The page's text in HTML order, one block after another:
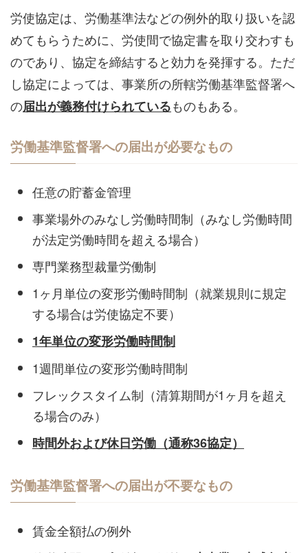
労使協定は、労働基準法などの例外的取り扱いを認
めてもらうために、労使間で協定書を取り交わすも
のであり、協定を締結すると効力を発揮する。ただ
し協定によっては、事業所の所轄労働基準監督署へ
の届出が義務付けられているものもある。
労働基準監督署への届出が必要なもの
任意の貯蓄金管理
事業場外のみなし労働時間制（みなし労働時間
が法定労働時間を超える場合）
専門業務型裁量労働制
1ヶ月単位の変形労働時間制（就業規則に規定
する場合は労使協定不要）
1年単位の変形労働時間制
1週間単位の変形労働時間制
フレックスタイム制（清算期間が1ヶ月を超え
る場合のみ）
時間外および休日労働（通称36協定）
労働基準監督署への届出が不要なもの
賃金全額払の例外